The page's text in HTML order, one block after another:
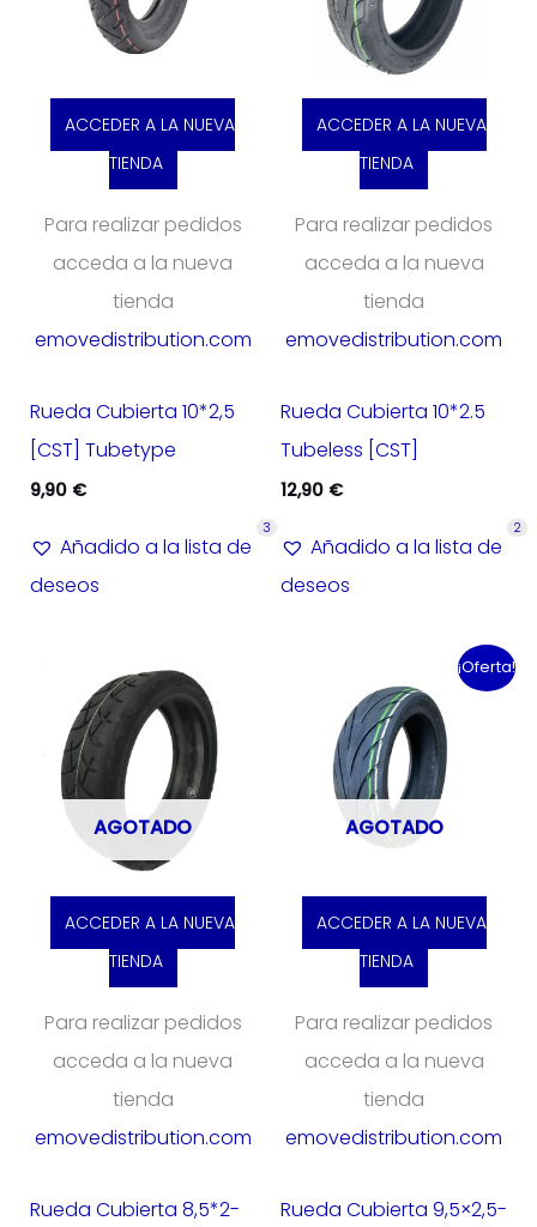
ACCEDER A LA NUEVA
TIENDA
Para realizar pedidos
acceda a la nueva
tienda
emovedistribution.com
Rueda Cubierta 10*2,5
[CST] Tubetype
9,90 €
Añadido a la lista de
deseos
3
ACCEDER A LA NUEVA
TIENDA
Para realizar pedidos
acceda a la nueva
tienda
emovedistribution.com
Rueda Cubierta 10*2.5
Tubeless [CST]
12,90 €
Añadido a la lista de
deseos
2
AGOTADO
ACCEDER A LA NUEVA
TIENDA
Para realizar pedidos
acceda a la nueva
tienda
emovedistribution.com
Rueda Cubierta 8,5*2-
¡Oferta!
AGOTADO
ACCEDER A LA NUEVA
TIENDA
Para realizar pedidos
acceda a la nueva
tienda
emovedistribution.com
Rueda Cubierta 9,5×2,5-